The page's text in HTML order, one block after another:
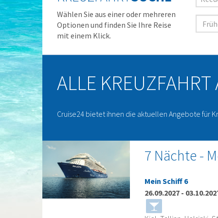
Wählen Sie aus einer oder mehreren
Optionen und finden Sie Ihre Reise
mit einem Klick.
ALLE KREUZFAHRT
Cruise24 bietet ihnen die aktuellen Angebote für
7 Nächte -
Mein Schiff 6
26.09.2027 -